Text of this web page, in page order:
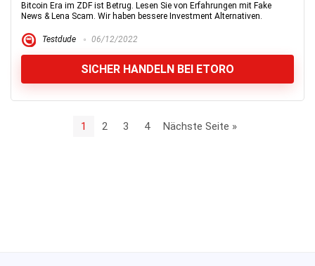
Bitcoin Era im ZDF ist Betrug. Lesen Sie von Erfahrungen mit Fake
News & Lena Scam. Wir haben bessere Investment Alternativen.
Testdude 06/12/2022
SICHER HANDELN BEI ETORO
1 2 3 4 Nächste Seite »